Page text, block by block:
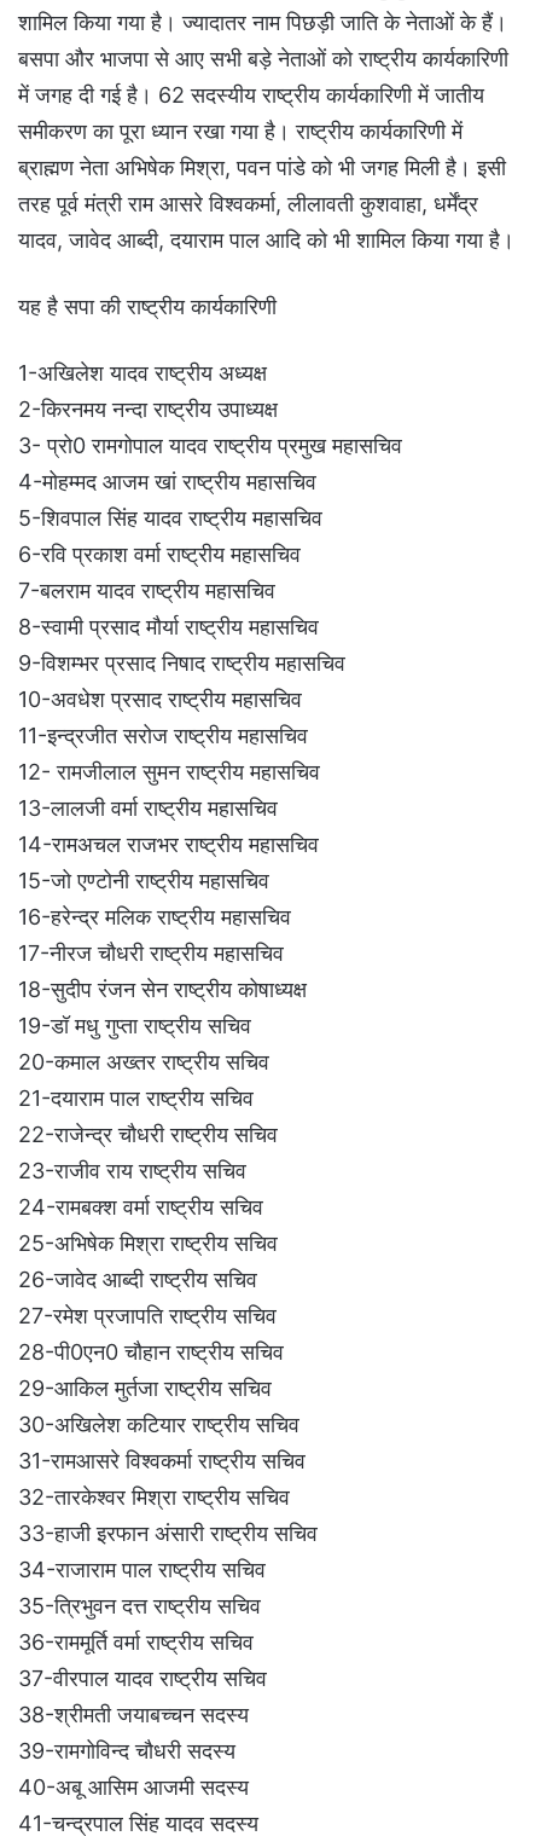
शामिल किया गया है। ज्यादातर नाम पिछड़ी जाति के नेताओं के हैं।
बसपा और भाजपा से आए सभी बड़े नेताओं को राष्ट्रीय कार्यकारिणी
में जगह दी गई है। 62 सदस्यीय राष्ट्रीय कार्यकारिणी में जातीय
समीकरण का पूरा ध्यान रखा गया है। राष्ट्रीय कार्यकारिणी में
ब्राह्मण नेता अभिषेक मिश्रा, पवन पांडे को भी जगह मिली है। इसी
तरह पूर्व मंत्री राम आसरे विश्वकर्मा, लीलावती कुशवाहा, धर्मेंद्र
यादव, जावेद आब्दी, दयाराम पाल आदि को भी शामिल किया गया है।
यह है सपा की राष्ट्रीय कार्यकारिणी
1-अखिलेश यादव राष्ट्रीय अध्यक्ष
2-किरनमय नन्दा राष्ट्रीय उपाध्यक्ष
3- प्रो0 रामगोपाल यादव राष्ट्रीय प्रमुख महासचिव
4-मोहम्मद आजम खां राष्ट्रीय महासचिव
5-शिवपाल सिंह यादव राष्ट्रीय महासचिव
6-रवि प्रकाश वर्मा राष्ट्रीय महासचिव
7-बलराम यादव राष्ट्रीय महासचिव
8-स्वामी प्रसाद मौर्या राष्ट्रीय महासचिव
9-विशम्भर प्रसाद निषाद राष्ट्रीय महासचिव
10-अवधेश प्रसाद राष्ट्रीय महासचिव
11-इन्द्रजीत सरोज राष्ट्रीय महासचिव
12- रामजीलाल सुमन राष्ट्रीय महासचिव
13-लालजी वर्मा राष्ट्रीय महासचिव
14-रामअचल राजभर राष्ट्रीय महासचिव
15-जो एण्टोनी राष्ट्रीय महासचिव
16-हरेन्द्र मलिक राष्ट्रीय महासचिव
17-नीरज चौधरी राष्ट्रीय महासचिव
18-सुदीप रंजन सेन राष्ट्रीय कोषाध्यक्ष
19-डॉ मधु गुप्ता राष्ट्रीय सचिव
20-कमाल अख्तर राष्ट्रीय सचिव
21-दयाराम पाल राष्ट्रीय सचिव
22-राजेन्द्र चौधरी राष्ट्रीय सचिव
23-राजीव राय राष्ट्रीय सचिव
24-रामबक्श वर्मा राष्ट्रीय सचिव
25-अभिषेक मिश्रा राष्ट्रीय सचिव
26-जावेद आब्दी राष्ट्रीय सचिव
27-रमेश प्रजापति राष्ट्रीय सचिव
28-पी0एन0 चौहान राष्ट्रीय सचिव
29-आकिल मुर्तजा राष्ट्रीय सचिव
30-अखिलेश कटियार राष्ट्रीय सचिव
31-रामआसरे विश्वकर्मा राष्ट्रीय सचिव
32-तारकेश्वर मिश्रा राष्ट्रीय सचिव
33-हाजी इरफान अंसारी राष्ट्रीय सचिव
34-राजाराम पाल राष्ट्रीय सचिव
35-त्रिभुवन दत्त राष्ट्रीय सचिव
36-राममूर्ति वर्मा राष्ट्रीय सचिव
37-वीरपाल यादव राष्ट्रीय सचिव
38-श्रीमती जयाबच्चन सदस्य
39-रामगोविन्द चौधरी सदस्य
40-अबू आसिम आजमी सदस्य
41-चन्द्रपाल सिंह यादव सदस्य